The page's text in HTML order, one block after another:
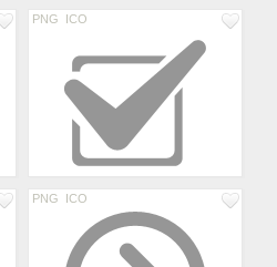
PNG ICO
PNG ICO